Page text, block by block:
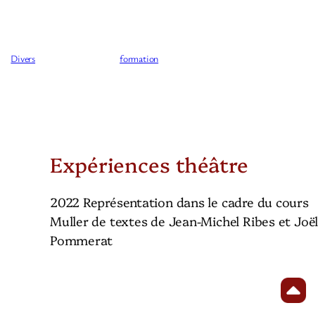
Divers formation
Expériences théâtre
2022 Représentation dans le cadre du cours
Muller de textes de Jean-Michel Ribes et Joël
Pommerat